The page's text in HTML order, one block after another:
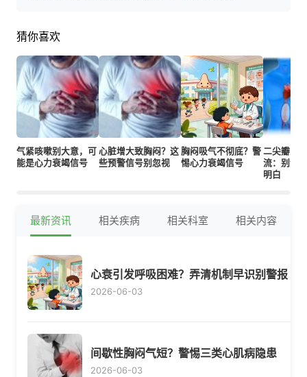
猜你喜欢
气紧咳嗽别大意，可
能是心力衰竭信号
心脏增大致胸闷？这
些预警信号别忽视
胸闷吸气不彻底？警
惕心力衰竭信号
二尖瓣三
流：别焦
明白
最新资讯 相关疾病 相关科室 相关内容
心衰引发呼吸困难？弄清机制早识别警报
2026-06-03
间歇性胸闷气短？警惕三类心肌病隐患
2026-06-03